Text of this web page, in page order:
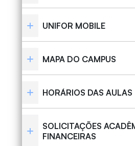
UNIFOR MOBILE
MAPA DO CAMPUS
HORÁRIOS DAS AULAS
SOLICITAÇÕES
FINANCEIRAS